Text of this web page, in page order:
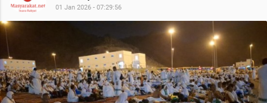
01 Jan 2026 - 07:29:56